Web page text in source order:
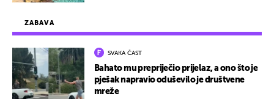
ZABAVA
SVAKA ČAST
Bahato mu prepriječio prijelaz, a ono što je
pješak napravio oduševilo je društvene
mreže